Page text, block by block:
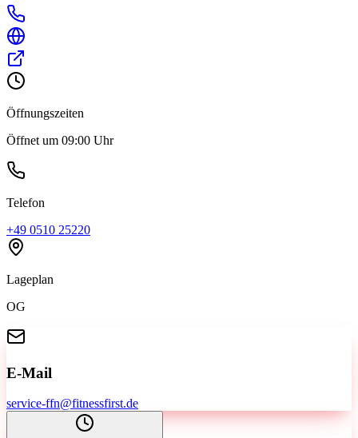
Öffnungszeiten
Öffnet um 09:00 Uhr
Telefon
+49 0510 25220
Lageplan
OG
E-Mail
service-ffn@fitnessfirst.de